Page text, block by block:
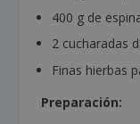
400 g de
2 cucharadas
Finas hierbas
Preparación: